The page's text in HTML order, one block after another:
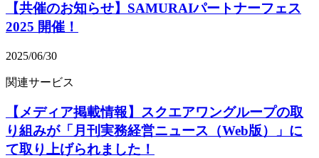
【共催のお知らせ】SAMURAIパートナーフェス
2025 開催！
2025/06/30
関連サービス
【メディア掲載情報】スクエアワングループの取
り組みが「月刊実務経営ニュース（Web版）」に
て取り上げられました！